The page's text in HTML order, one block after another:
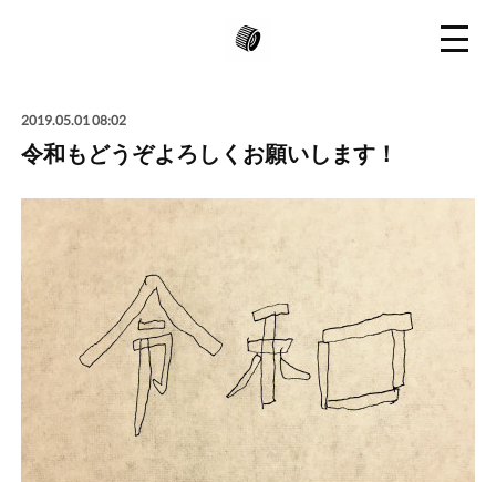
2019.05.01 08:02
令和もどうぞよろしくお願いします！